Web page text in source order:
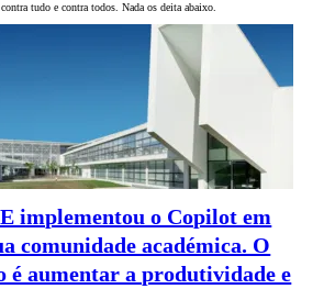
tudo e contra todos. Nada os deita abaixo.
implementou o Copilot em
comunidade académica. O
é aumentar a produtividade e